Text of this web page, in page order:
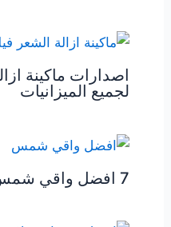
اصدارات ماكينة
لجميع الميزانيات
7 افضل واقي شمس لجميع انواع البشرة